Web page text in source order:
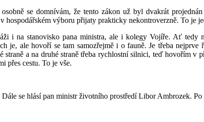
se domnívám, že tento zákon už byl dvakrát
výboru přijaty prakticky nekontroverzně. To je
i na stanovisko pana ministra, ale i kolegy Vojíře. Ať
je, ale hovoří se tam samozřejmě i o fauně. Je třeba
a na druhé straně třeba rychlostní silnici, teď hovořím v
přes cestu. To je vše.
se hlásí pan ministr životního prostředí Libor Ambrozek.